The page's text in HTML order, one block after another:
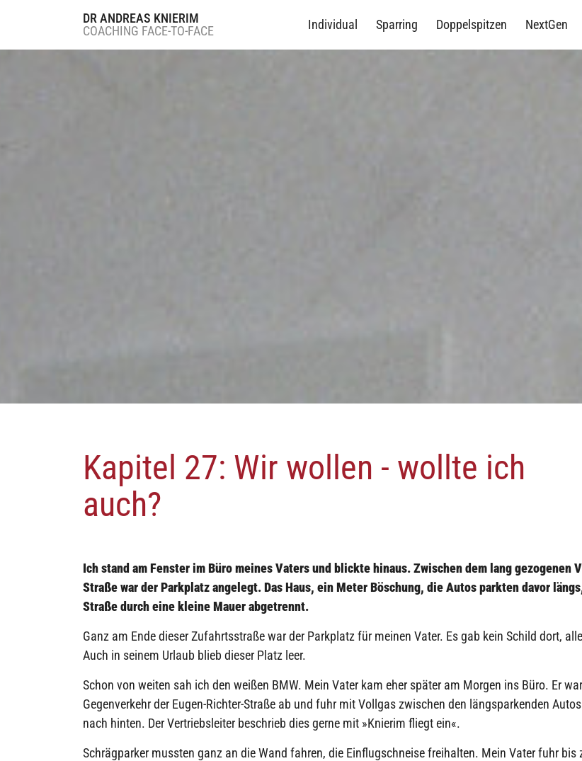
DR ANDREAS KNIERIM
COACHING FACE-TO-FACE
Individual Sparring Doppelspitzen NextGen
Kapitel 27: Wir wollen - wollte ich
auch?
Ich stand am Fenster im Büro meines Vaters und blickte hinaus. Zwischen dem lang gezogenen
Straße war der Parkplatz angelegt. Das Haus, ein Meter Böschung, die Autos parkten davor
Straße durch eine kleine Mauer abgetrennt.
Ganz am Ende dieser Zufahrtsstraße war der Parkplatz für meinen Vater. Es gab kein Schild dort,
Auch in seinem Urlaub blieb dieser Platz leer.
Schon von weiten sah ich den weißen BMW. Mein Vater kam eher später am Morgen ins Büro. Er
Gegenverkehr der Eugen-Richter-Straße ab und fuhr mit Vollgas zwischen den längsparkenden
nach hinten. Der Vertriebsleiter beschrieb dies gerne mit »Knierim fliegt ein«.
Schrägparker mussten ganz an die Wand fahren, die Einflugschneise freihalten. Mein Vater fuhr bis